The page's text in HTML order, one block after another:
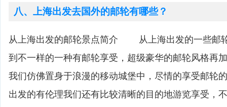
八、上海出发去国外的邮轮有哪些？
从上海出发的邮轮景点简介 从上海出发的一些邮
到不一样的一种有邮轮享受，超级豪华的邮轮风格再
我们仿佛置身于浪漫的移动城堡中，尽情的享受邮轮
出发的有伦理我们还有比较清晰的目的地游览享受，